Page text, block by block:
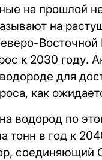
на прошлой
на
к 2030 году.
для
как
водород по
тонн в год к